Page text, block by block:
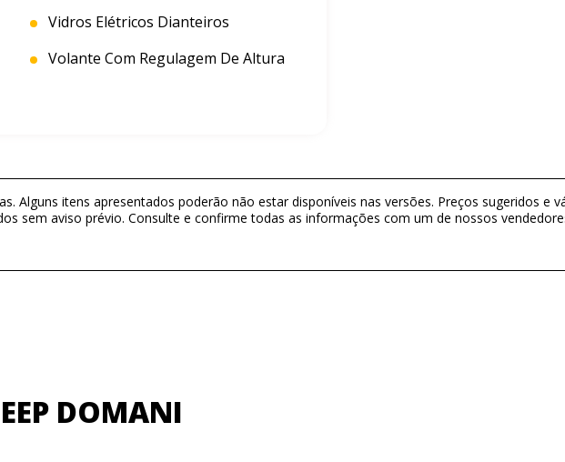
Vidros Elétricos Dianteiros
Volante Com Regulagem De Altura
Alguns itens apresentados poderão não estar disponíveis nas versões. Preços sugeridos e
sem aviso prévio. Consulte e confirme todas as informações com um de nossos
DOMANI